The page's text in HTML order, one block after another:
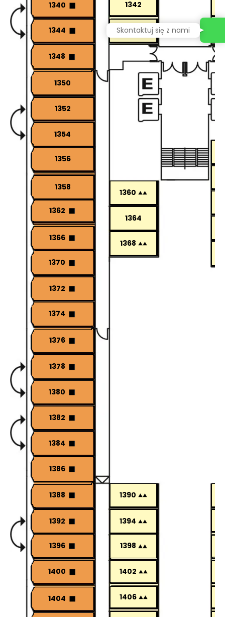
1340 1342
1344 1346
1348
1350
1352
1354
1356
1358
1360
1362
1364
1366
1368
1370
1372
1374
1376
1378
1380
1382
1384
1386
1388 1390
1392 1394
1396 1398
1400 1402
1404 1406
Skontaktuj się z nami